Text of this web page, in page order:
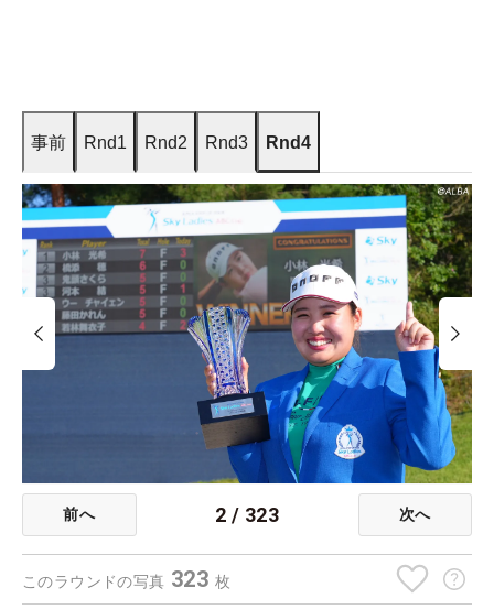
事前 Rnd1 Rnd2 Rnd3 Rnd4
前へ 2 / 323 次へ
このラウンドの写真 323 枚